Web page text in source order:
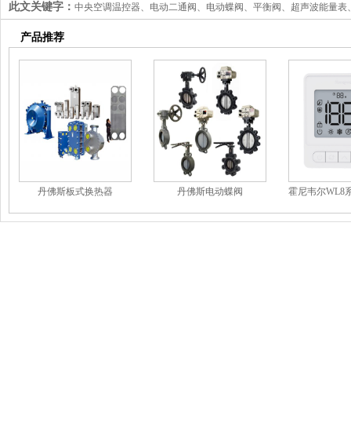
此文关键字： 中央空调温控器、电动二通阀、电动蝶阀、平衡阀、超声波能量表
产品推荐
丹佛斯板式换热器 丹佛斯电动蝶阀
霍尼韦尔WL8
器